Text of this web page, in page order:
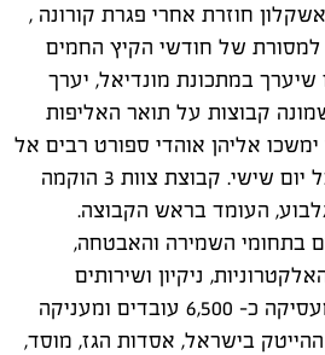
חוזרת אחרי פגרת קורונה ,
שהפך למסורת של חודשי הקיץ החמים
שיערך במתכונת מונדיאל, יערך
קבוצות על תואר האליפות
אליהן אוהדי ספורט רבים אל
חוף דלילה באשקלון בכל יום שישי. קבוצת צוות 3 הוקמה
ניר גלבוע, העומד בראש הקבוצה.
בתחומי השמירה והאבטחה,
ניקיון ושירותים
כלליים. קבוצת צוות 3 מעסיקה כ- 6,500 עובדים ומעניקה
לכ-70% מענף ההייטק בישראל, אסדות הגז, מוסד,